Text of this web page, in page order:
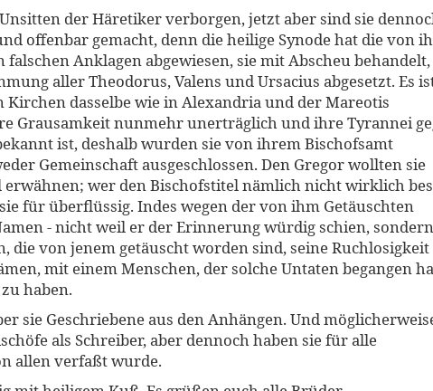
der Häretiker verborgen, jetzt aber sind sie
offenbar gemacht, denn die heilige Synode hat die von
falschen Anklagen abgewiesen, sie mit Abscheu behandelt,
aller Theodorus, Valens und Ursacius abgesetzt. Es
dasselbe wie in Alexandria und der Mareotis
Grausamkeit nunmehr unerträglich und ihre Tyrannei
ist, deshalb wurden sie von ihrem Bischofsamt
Gemeinschaft ausgeschlossen. Den Gregor wollten sie
wer den Bischofstitel nämlich nicht wirklich
für überflüssig. Indes wegen der von ihm Getäuschten
- nicht weil er der Erinnerung würdig schien, sondern
die von jenem getäuscht worden sind, seine Ruchlosigkeit
mit einem Menschen, der solche Untaten begangen
haben.
sie Geschriebene aus den Anhängen. Und
als Schreiber, aber dennoch haben sie für alle
allen verfaßt wurde.